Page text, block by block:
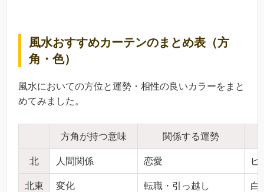
風水おすすめカーテンのまとめ表（方
角・色）
風水においての方位と運勢・相性の良いカラーをまと
めてみました。
方角が持つ意味 関係する運勢
北 人間関係 恋愛 ピ
北東 変化 転職・引っ越し 白